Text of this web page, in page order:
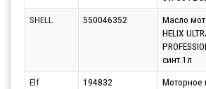
SHELL
550046352
Масло
HELIX
синт.1л
Elf 194832
Моторное